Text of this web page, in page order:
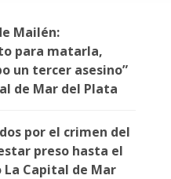
Mailén:
para matarla,
un tercer asesino”
de Mar del Plata
por el crimen del
preso hasta el
La Capital de Mar